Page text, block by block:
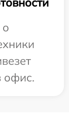
офис.